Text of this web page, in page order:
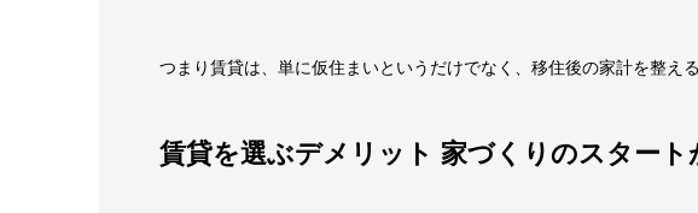
つまり賃貸は、単に仮住まいというだけでなく、移住後の家計を整え
賃貸を選ぶデメリット 家づくりのスター